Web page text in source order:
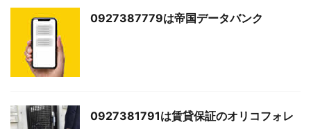
0927387779は帝国データバンク
0927381791は賃貸保証のオリコフォレ